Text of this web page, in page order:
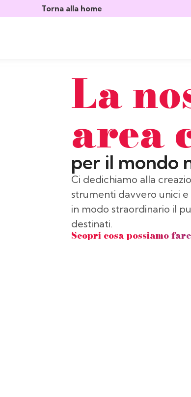
Torna alla home
La
area
per il mondo
Ci dedichiamo alla
strumenti davvero unici
in modo straordinario il
destinati.
Scopri cosa possiamo